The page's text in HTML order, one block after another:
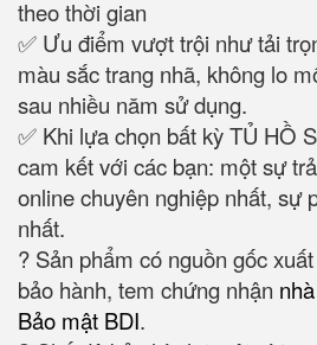
theo thời gian
✅ Ưu điểm vượt trội như tải
màu sắc trang nhã, không lo
sau nhiều năm sử dụng.
✅ Khi lựa chọn bất kỳ TỦ HỒ
cam kết với các bạn: một sự
online chuyên nghiệp nhất, sự
nhất.
? Sản phẩm có nguồn gốc
bảo hành, tem chứng nhận
Bảo mật BDI.